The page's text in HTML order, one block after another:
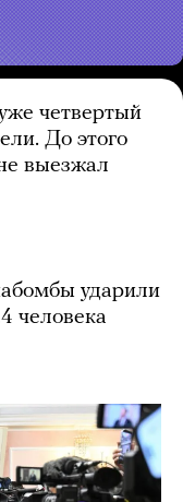
четвертый
До этого
выезжал
ударили
человека